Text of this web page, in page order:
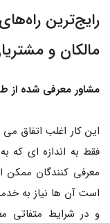
رایج‌ترین
مالکان و
مشاور معرفی‌ شده از
این کار اغلب اتفاق‌
فقط به‌‌ اندازه‌‌‌ ای که
معرفی‌ کنندگان ممکن
است آن‌ ها نیاز به
و در شرایط متفاتی